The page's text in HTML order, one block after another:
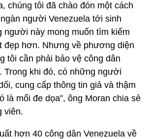
chúng tôi đã chào đón một cách
người Venezuela tới sinh
người này mong muốn tìm kiếm
đẹp hơn. Nhưng về phương diện
tôi cần phải bảo vệ công dân
khi đó, có những người
cung cấp thông tin giả và thậm
là mối đe dọa”, ông Moran chia sẻ
viên.
hơn 40 công dân Venezuela về